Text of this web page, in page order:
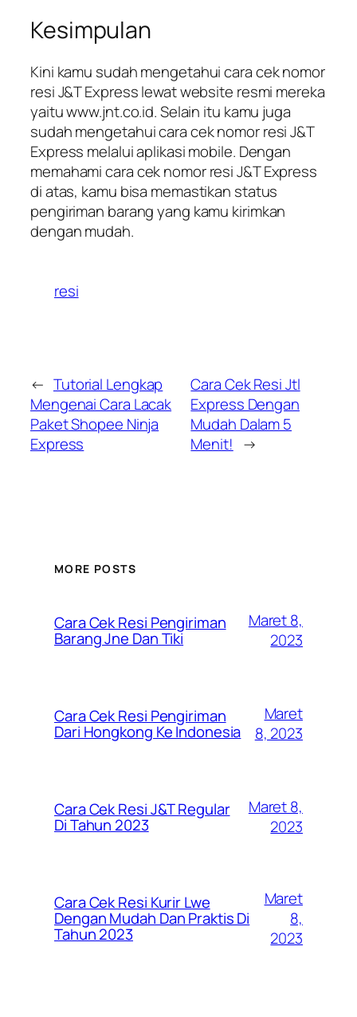
Kesimpulan
Kini kamu sudah mengetahui cara cek nomor
resi J&T Express lewat website resmi mereka
yaitu www.jnt.co.id. Selain itu kamu juga
sudah mengetahui cara cek nomor resi J&T
Express melalui aplikasi mobile. Dengan
memahami cara cek nomor resi J&T Express
di atas, kamu bisa memastikan status
pengiriman barang yang kamu kirimkan
dengan mudah.
resi
← Tutorial Lengkap
Mengenai Cara Lacak
Paket Shopee Ninja
Express
Cara Cek Resi Jtl
Express Dengan
Mudah Dalam 5
Menit! →
MORE POSTS
Cara Cek Resi Pengiriman
Barang Jne Dan Tiki
Maret 8,
2023
Cara Cek Resi Pengiriman
Dari Hongkong Ke Indonesia
Maret
8, 2023
Cara Cek Resi J&T Regular
Di Tahun 2023
Maret 8,
2023
Cara Cek Resi Kurir Lwe
Dengan Mudah Dan Praktis Di
Tahun 2023
Maret
8,
2023